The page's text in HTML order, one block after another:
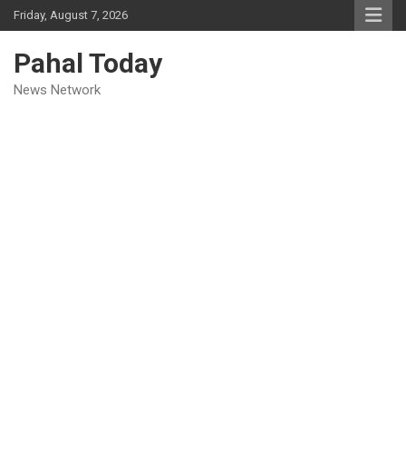
Skip
to
Friday, August 7, 2026
Pahal Today
News Network